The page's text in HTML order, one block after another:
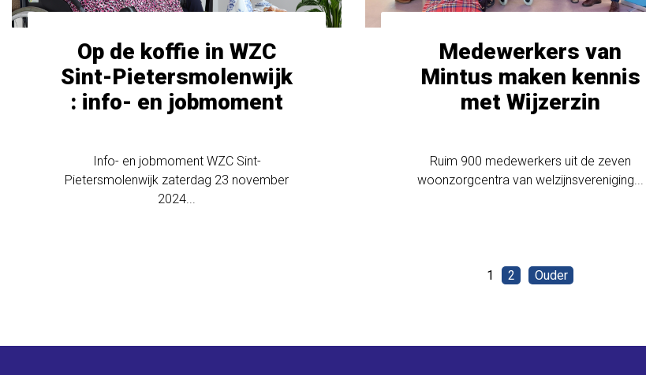
Op de koffie in WZC
Sint-Pietersmolenwijk
: info- en jobmoment
Info- en jobmoment WZC Sint-
Pietersmolenwijk zaterdag 23 november
2024...
Medewerkers van
Mintus maken kennis
met Wijzerzin
Ruim 900 medewerkers uit de zeven
woonzorgcentra van welzijnsvereniging...
1 2 Ouder